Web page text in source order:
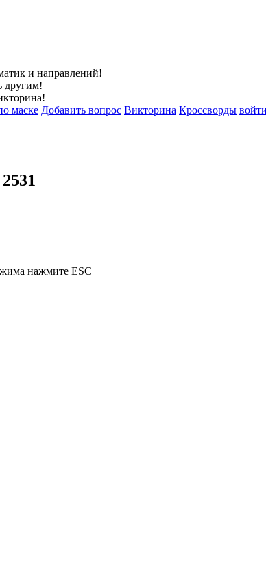
и направлений!
другим!
маске Добавить вопрос Викторина Кроссворды войти
нажмите ESC